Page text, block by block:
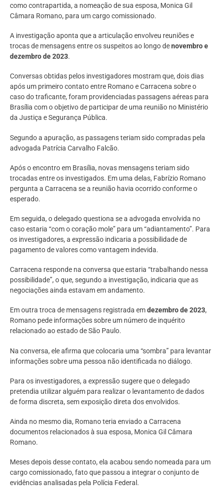
como contrapartida, a nomeação de sua esposa, Monica Gil
Câmara Romano, para um cargo comissionado.
A investigação aponta que a articulação envolveu reuniões e
trocas de mensagens entre os suspeitos ao longo denovembro e
dezembro de 2023.
Conversas obtidas pelos investigadores mostram que, dois dias
após um primeiro contato entre Romano e Carracena sobre o
caso do traficante, foram providenciadas passagens aéreas para
Brasília com o objetivo de participar de uma reunião no Ministério
da Justiça e Segurança Pública.
Segundo a apuração, as passagens teriam sido compradas pela
advogada Patrícia Carvalho Falcão.
Após o encontro em Brasília, novas mensagens teriam sido
trocadas entre os investigados. Em uma delas, Fabrízio Romano
pergunta a Carracena se a reunião havia ocorrido conforme o
esperado.
Em seguida, o delegado questiona se a advogada envolvida no
caso estaria “com o coração mole” para um “adiantamento”. Para
os investigadores, a expressão indicaria a possibilidade de
pagamento de valores como vantagem indevida.
Carracena responde na conversa que estaria “trabalhando nessa
possibilidade”, o que, segundo a investigação, indicaria que as
negociações ainda estavam em andamento.
Em outra troca de mensagens registrada emdezembro de 2023,
Romano pede informações sobre um número de inquérito
relacionado ao estado de São Paulo.
Na conversa, ele afirma que colocaria uma “sombra” para levantar
informações sobre uma pessoa não identificada no diálogo.
Para os investigadores, a expressão sugere que o delegado
pretendia utilizar alguém para realizar o levantamento de dados
de forma discreta, sem exposição direta dos envolvidos.
Ainda no mesmo dia, Romano teria enviado a Carracena
documentos relacionados à sua esposa, Monica Gil Câmara
Romano.
Meses depois desse contato, ela acabou sendo nomeada para um
cargo comissionado, fato que passou a integrar o conjunto de
evidências analisadas pela Polícia Federal.